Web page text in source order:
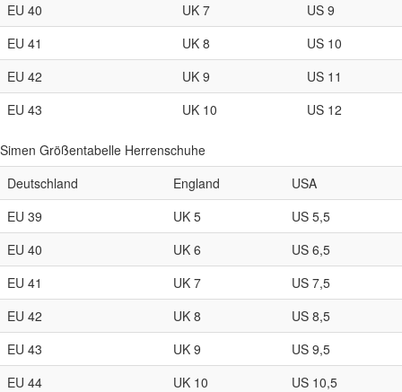
EU 40
UK 7
US 9
EU 41
UK 8
US 10
EU 42
UK 9
US 11
EU 43
UK 10 US 12
Simen Größentabelle Herrenschuhe
Deutschland
England
USA
EU 39
UK 5
US 5,5
EU 40
UK 6
US 6,5
EU 41
UK 7
US 7,5
EU 42
UK 8
US 8,5
EU 43
UK 9
US 9,5
EU 44
UK 10
US 10,5